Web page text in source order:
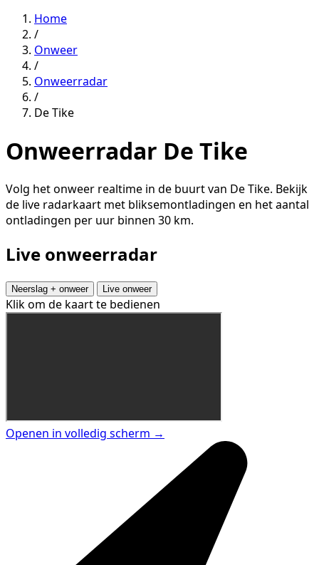
Home
/
Onweer
/
Onweerradar
/
De Tike
Onweerradar De Tike
Volg het onweer realtime in de buurt van De Tike. Bekijk
de live radarkaart met bliksemontladingen en het aantal
ontladingen per uur binnen 30 km.
Live onweerradar
Neerslag + onweer Live onweer
Klik om de kaart te bedienen
Openen in volledig scherm →